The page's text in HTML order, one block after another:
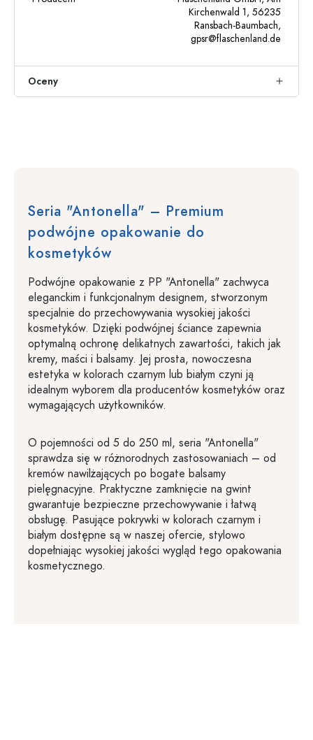
Kirchenwald 1, 56235
Ransbach-Baumbach,
gpsr@flaschenland.de
Oceny
Seria "Antonella" – Premium
podwójne opakowanie do
kosmetyków
Podwójne opakowanie z PP "Antonella" zachwyca
eleganckim i funkcjonalnym designem, stworzonym
specjalnie do przechowywania wysokiej jakości
kosmetyków. Dzięki podwójnej ściance zapewnia
optymalną ochronę delikatnych zawartości, takich jak
kremy, maści i balsamy. Jej prosta, nowoczesna
estetyka w kolorach czarnym lub białym czyni ją
idealnym wyborem dla producentów kosmetyków oraz
wymagających użytkowników.
O pojemności od 5 do 250 ml, seria "Antonella"
sprawdza się w różnorodnych zastosowaniach – od
kremów nawilżających po bogate balsamy
pielęgnacyjne. Praktyczne zamknięcie na gwint
gwarantuje bezpieczne przechowywanie i łatwą
obsługę. Pasujące pokrywki w kolorach czarnym i
białym dostępne są w naszej ofercie, stylowo
dopełniając wysokiej jakości wygląd tego opakowania
kosmetycznego.